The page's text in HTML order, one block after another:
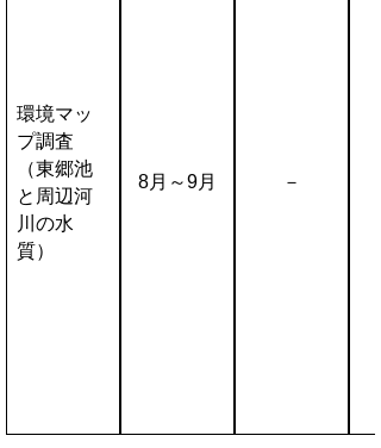
環境マッ
プ調査
（東郷池
と周辺河
川の水
質）
8月～9月 －